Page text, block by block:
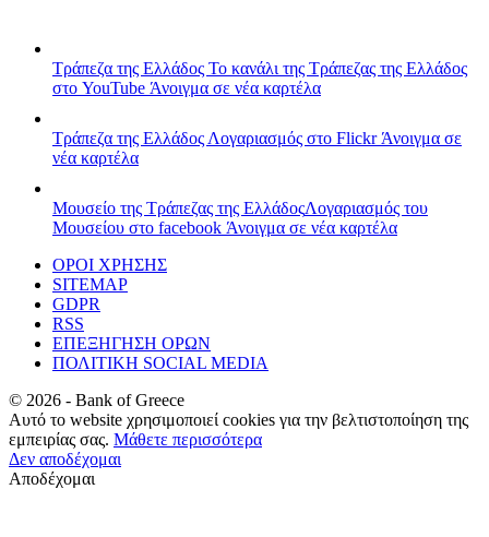
Τράπεζα της Ελλάδος Το κανάλι της Τράπεζας της Ελλάδος
στο YouTube Άνοιγμα σε νέα καρτέλα
Τράπεζα της Ελλάδος Λογαριασμός στο FlickrΆνοιγμα σε
νέα καρτέλα
Μουσείο της Τράπεζας της ΕλλάδοςΛογαριασμός του
Μουσείου στο facebook Άνοιγμα σε νέα καρτέλα
ΟΡΟΙ ΧΡΗΣΗΣ
SITEMAP
GDPR
RSS
ΕΠΕΞΗΓΗΣΗ ΟΡΩΝ
ΠΟΛΙΤΙΚΗ SOCIAL MEDIA
© 2026 - Bank of Greece
Αυτό το website χρησιμοποιεί cookies για την βελτιστοποίηση της
εμπειρίας σας. Μάθετε περισσότερα
Δεν αποδέχομαι
Αποδέχομαι